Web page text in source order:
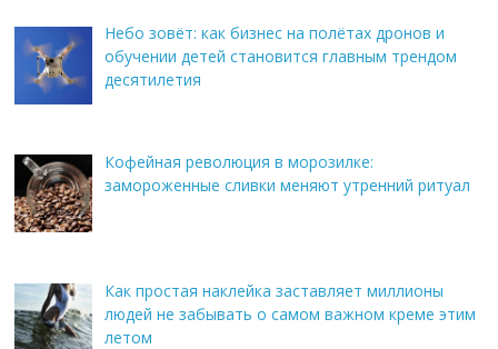
Небо зовёт: как бизнес на полётах дронов и
обучении детей становится главным трендом
десятилетия
Кофейная революция в морозилке:
замороженные сливки меняют утренний ритуал
Как простая наклейка заставляет миллионы
людей не забывать о самом важном креме этим
летом